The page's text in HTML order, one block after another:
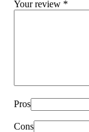
Your review *
Pros
Cons